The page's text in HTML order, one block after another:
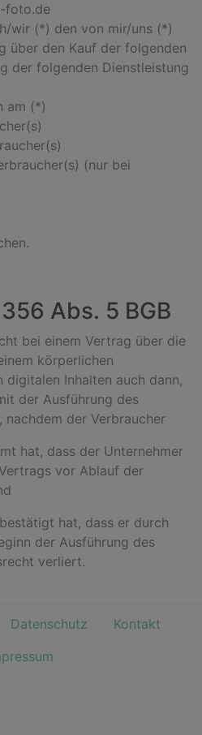
foto.de
wir (*) den von mir/uns (*)
über den Kauf der folgenden
der folgenden Dienstleistung
am (*)
(nur bei
Abs. 5 BGB
bei einem Vertrag über die
körperlichen
Inhalten auch dann,
der Ausführung des
der Verbraucher
hat, dass der Unternehmer
vor Ablauf der
hat, dass er durch
der Ausführung des
verliert.
Datenschutz
Kontakt